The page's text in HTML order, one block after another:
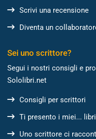
Scrivi una recensione
Diventa un
Sei uno scrittore?
Segui i nostri consigli e
Sololibri.net
Consigli per scrittori
Ti presento i miei... libri
Uno scrittore ci